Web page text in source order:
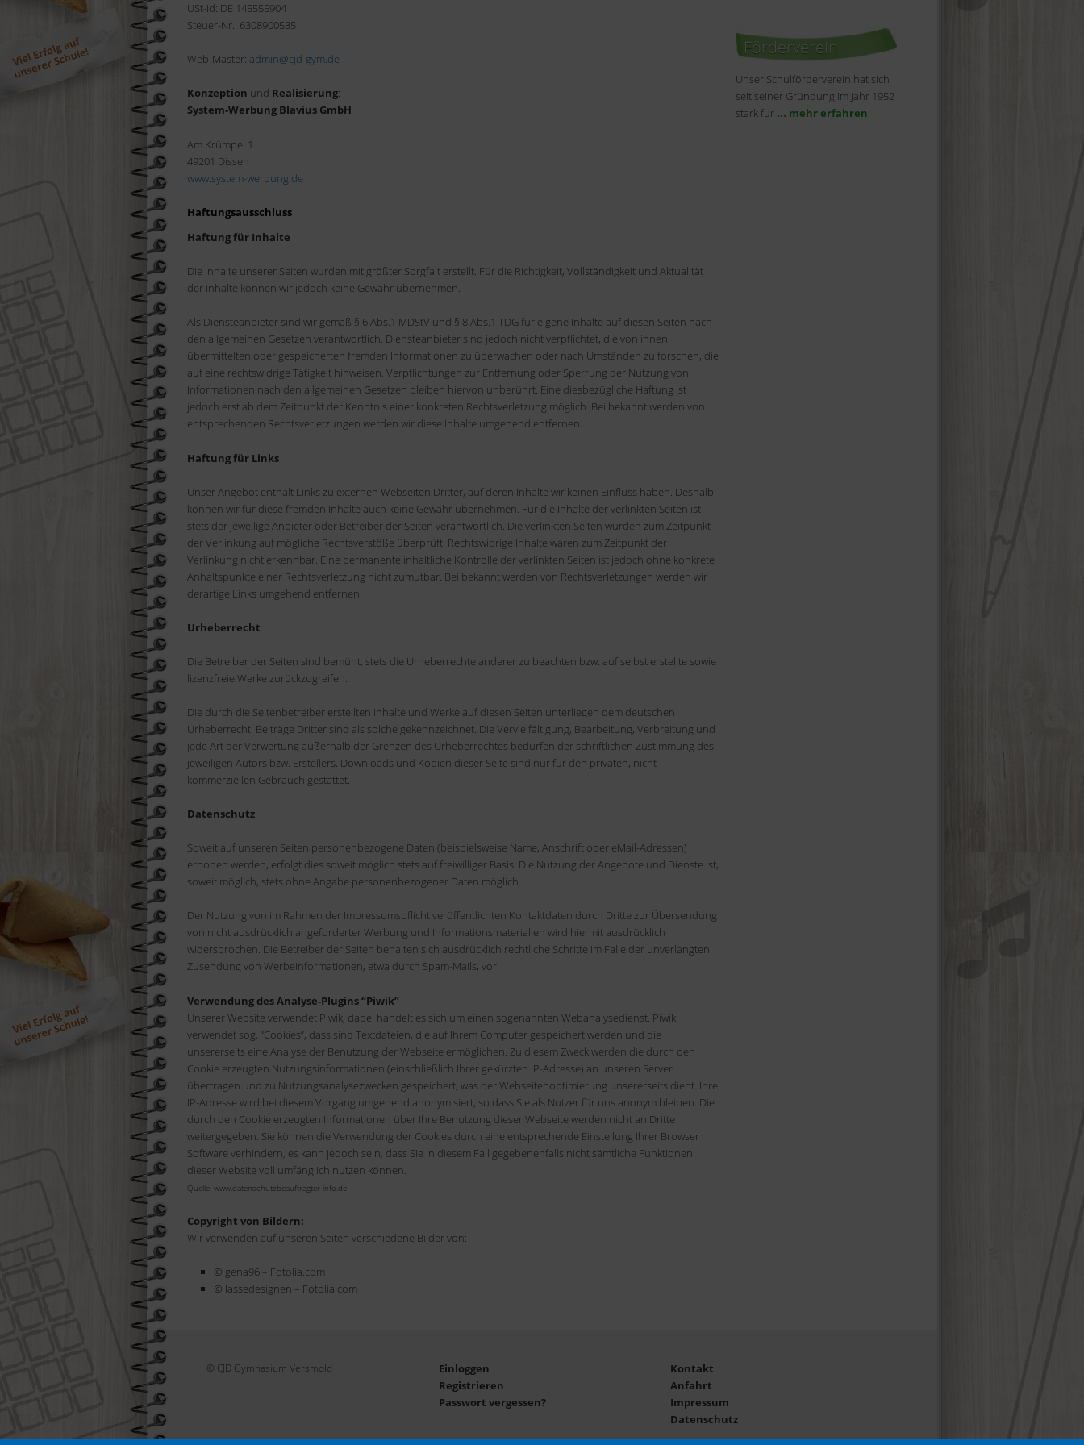
USt-Id: DE 145555904
Steuer-Nr.: 6308900535
Web-Master: admin@cjd-gym.de
Konzeption und Realisierung:
System-Werbung Blavius GmbH
Am Krümpel 1
49201 Dissen
www.system-werbung.de
Haftungsausschluss
Haftung für Inhalte
Die Inhalte unserer Seiten wurden mit größter Sorgfalt erstellt. Für die Richtigkeit, Vollständigkeit und Aktualität
der Inhalte können wir jedoch keine Gewähr übernehmen.
Als Diensteanbieter sind wir gemäß § 6 Abs.1 MDStV und § 8 Abs.1 TDG für eigene Inhalte auf diesen Seiten nach
den allgemeinen Gesetzen verantwortlich. Diensteanbieter sind jedoch nicht verpflichtet, die von ihnen
übermittelten oder gespeicherten fremden Informationen zu überwachen oder nach Umständen zu forschen, die
auf eine rechtswidrige Tätigkeit hinweisen. Verpflichtungen zur Entfernung oder Sperrung der Nutzung von
Informationen nach den allgemeinen Gesetzen bleiben hiervon unberührt. Eine diesbezügliche Haftung ist
jedoch erst ab dem Zeitpunkt der Kenntnis einer konkreten Rechtsverletzung möglich. Bei bekannt werden von
entsprechenden Rechtsverletzungen werden wir diese Inhalte umgehend entfernen.
Haftung für Links
Unser Angebot enthält Links zu externen Webseiten Dritter, auf deren Inhalte wir keinen Einfluss haben. Deshalb
können wir für diese fremden Inhalte auch keine Gewähr übernehmen. Für die Inhalte der verlinkten Seiten ist
stets der jeweilige Anbieter oder Betreiber der Seiten verantwortlich. Die verlinkten Seiten wurden zum Zeitpunkt
der Verlinkung auf mögliche Rechtsverstöße überprüft. Rechtswidrige Inhalte waren zum Zeitpunkt der
Verlinkung nicht erkennbar. Eine permanente inhaltliche Kontrolle der verlinkten Seiten ist jedoch ohne konkrete
Anhaltspunkte einer Rechtsverletzung nicht zumutbar. Bei bekannt werden von Rechtsverletzungen werden wir
derartige Links umgehend entfernen.
Urheberrecht
Die Betreiber der Seiten sind bemüht, stets die Urheberrechte anderer zu beachten bzw. auf selbst erstellte sowie
lizenzfreie Werke zurückzugreifen.
Die durch die Seitenbetreiber erstellten Inhalte und Werke auf diesen Seiten unterliegen dem deutschen
Urheberrecht. Beiträge Dritter sind als solche gekennzeichnet. Die Vervielfältigung, Bearbeitung, Verbreitung und
jede Art der Verwertung außerhalb der Grenzen des Urheberrechtes bedürfen der schriftlichen Zustimmung des
jeweiligen Autors bzw. Erstellers. Downloads und Kopien dieser Seite sind nur für den privaten, nicht
kommerziellen Gebrauch gestattet.
Datenschutz
Soweit auf unseren Seiten personenbezogene Daten (beispielsweise Name, Anschrift oder eMail-Adressen)
erhoben werden, erfolgt dies soweit möglich stets auf freiwilliger Basis. Die Nutzung der Angebote und Dienste ist,
soweit möglich, stets ohne Angabe personenbezogener Daten möglich.
Der Nutzung von im Rahmen der Impressumspflicht veröffentlichten Kontaktdaten durch Dritte zur Übersendung
von nicht ausdrücklich angeforderter Werbung und Informationsmaterialien wird hiermit ausdrücklich
widersprochen. Die Betreiber der Seiten behalten sich ausdrücklich rechtliche Schritte im Falle der unverlangten
Zusendung von Werbeinformationen, etwa durch Spam-Mails, vor.
Verwendung des Analyse-Plugins “Piwik”
Unserer Website verwendet Piwik, dabei handelt es sich um einen sogenannten Webanalysedienst. Piwik
verwendet sog. “Cookies”, dass sind Textdateien, die auf Ihrem Computer gespeichert werden und die
unsererseits eine Analyse der Benutzung der Webseite ermöglichen. Zu diesem Zweck werden die durch den
Cookie erzeugten Nutzungsinformationen (einschließlich Ihrer gekürzten IP-Adresse) an unseren Server
übertragen und zu Nutzungsanalysezwecken gespeichert, was der Webseitenoptimierung unsererseits dient. Ihre
IP-Adresse wird bei diesem Vorgang umge­hend anony­mi­siert, so dass Sie als Nutzer für uns anonym bleiben. Die
durch den Cookie erzeugten Informationen über Ihre Benutzung dieser Webseite werden nicht an Dritte
weitergegeben. Sie können die Verwendung der Cookies durch eine entsprechende Einstellung Ihrer Browser
Software verhindern, es kann jedoch sein, dass Sie in diesem Fall gegebenenfalls nicht sämtliche Funktionen
dieser Website voll umfänglich nutzen können.
Quelle: www.datenschutzbeauftragter-info.de
Copyright von Bildern:
Wir verwenden auf unseren Seiten verschiedene Bilder von:
© gena96 – Fotolia.com
© lassedesignen – Fotolia.com
Förderverein
Unser Schulförderverein hat sich
seit seiner Gründung im Jahr 1952
stark für ... mehr erfahren
© CJD Gymnasium Versmold
Einloggen
Registrieren
Passwort vergessen?
Kontakt
Anfahrt
Impressum
Datenschutz